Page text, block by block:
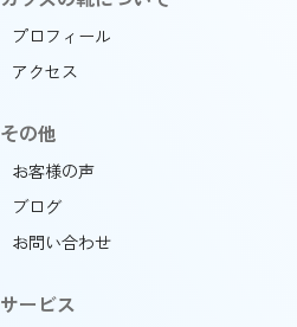
プロフィール
アクセス
その他
お客様の声
ブログ
お問い合わせ
サービス